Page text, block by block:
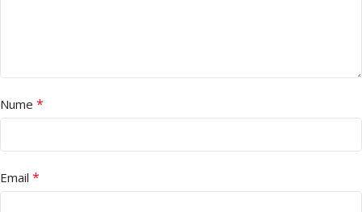
Nume *
Email *